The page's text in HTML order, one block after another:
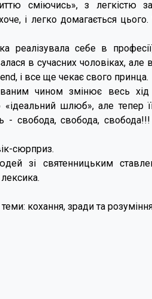
сміючись», з легкістю
і легко домагається
реалізувала себе в
в сучасних чоловіках,
і все ще чекає свого принца.
чином змінює весь
«ідеальний шлюб», але тепер
- свобода, свобода,
сюрприз.
зі святенницьким
кохання, зради та